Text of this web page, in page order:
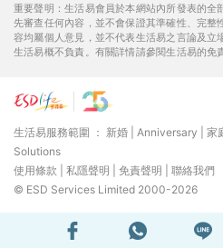
重要聲明：生活易會員於本網站內所發表的全
先審查任何內容，並不會保證其準確性、完整
容均屬個人意見，並不代表生活易之言論及立
生活易概不負責。有關詳情請參閱生活易的免
生活易服務範圍 ： 新婚 Anniversary 家
Solutions
使用條款
私隱聲明 免責聲明
聯絡我們
© ESD Services Limited 2000-2026